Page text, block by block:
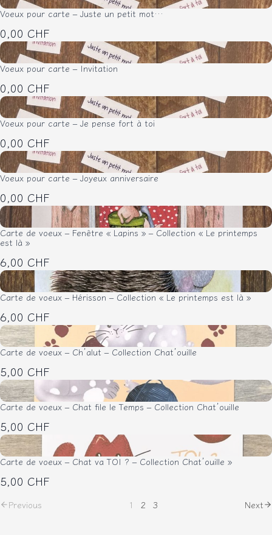
Voeux pour carte – Juste un petit mot…
0,00 CHF
Voeux pour carte – Invitation
0,00 CHF
Voeux pour carte – Je pense fort à toi
0,00 CHF
Voeux pour carte – Joyeux anniversaire
0,00 CHF
Carte de voeux – Fenêtre « Lapins » – Collection « Le printemps
est là »
6,00 CHF
Carte de voeux – Hérisson – Collection « Le printemps est là »
6,00 CHF
Carte de voeux – Ch’alut – Collection Chat’ouille
5,00 CHF
Carte de voeux – Chat file le Temps – Collection Chat’ouille
5,00 CHF
Carte de voeux – Chat va TOI ? – Collection Chat’ouille »
5,00 CHF
Previous 1 2 3 Next